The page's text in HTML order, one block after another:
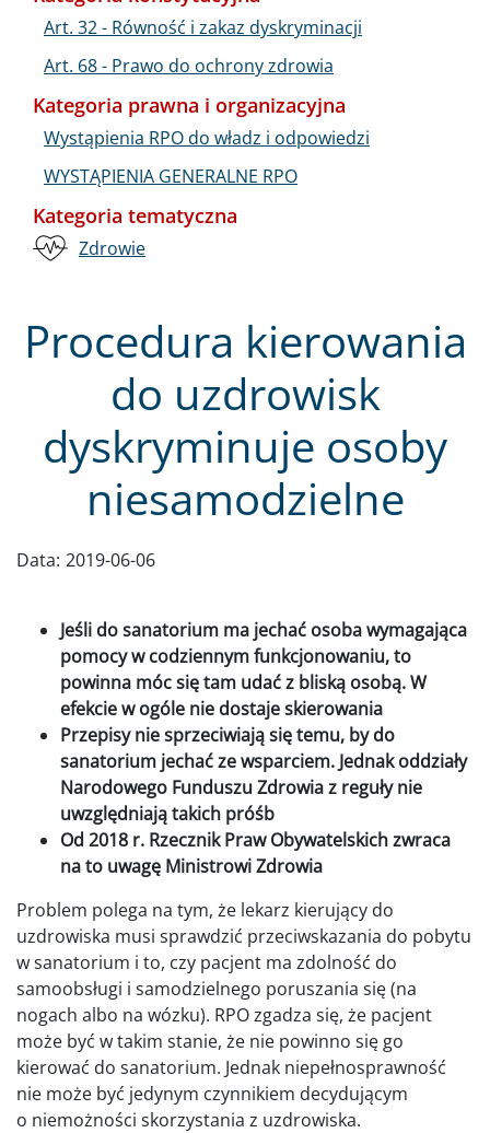
Procedura kierowania
do uzdrowisk
dyskryminuje osoby
niesamodzielne
Data: 2019-06-06
Jeśli do sanatorium ma jechać osoba wymagająca
pomocy w codziennym funkcjonowaniu, to
powinna móc się tam udać z bliską osobą. W
efekcie w ogóle nie dostaje skierowania
Przepisy nie sprzeciwiają się temu, by do
sanatorium jechać ze wsparciem. Jednak oddziały
Narodowego Funduszu Zdrowia z reguły nie
uwzględniają takich próśb
Od 2018 r. Rzecznik Praw Obywatelskich zwraca
na to uwagę Ministrowi Zdrowia
Problem polega na tym, że lekarz kierujący do
uzdrowiska musi sprawdzić przeciwskazania do pobytu
w sanatorium i to, czy pacjent ma zdolność do
samoobsługi i samodzielnego poruszania się (na
nogach albo na wózku). RPO zgadza się, że pacjent
może być w takim stanie, że nie powinno się go
kierować do sanatorium. Jednak niepełnosprawność
nie może być jedynym czynnikiem decydującym
o niemożności skorzystania z uzdrowiska.
Art. 32 - Równość i zakaz dyskryminacji
Art. 68 - Prawo do ochrony zdrowia
Kategoria prawna i organizacyjna
Wystąpienia RPO do władz i odpowiedzi
WYSTĄPIENIA GENERALNE RPO
Kategoria tematyczna
Zdrowie